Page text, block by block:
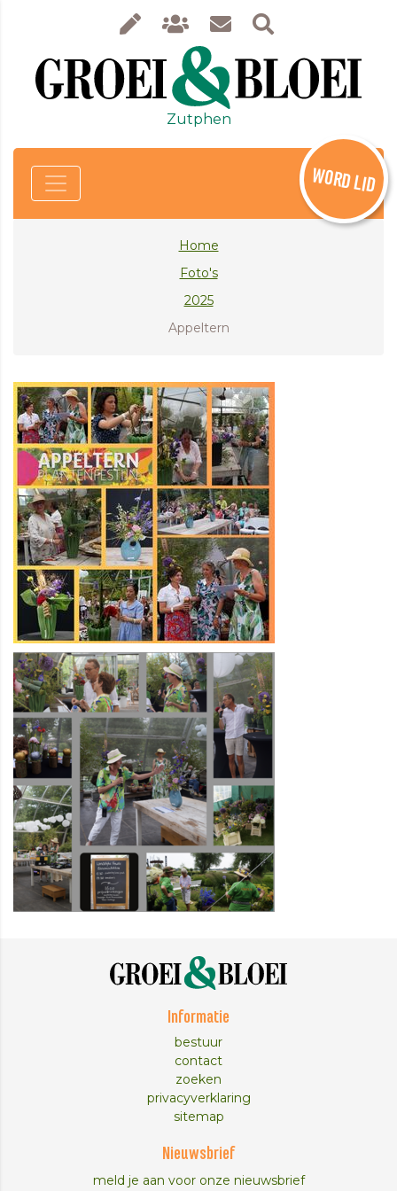
Zutphen
WORD LID
Home
Foto's
2025
Appeltern
Informatie
bestuur
contact
zoeken
privacyverklaring
sitemap
Nieuwsbrief
meld je aan voor onze nieuwsbrief